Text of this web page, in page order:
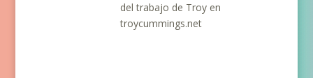
del trabajo de Troy en
troycummings.net